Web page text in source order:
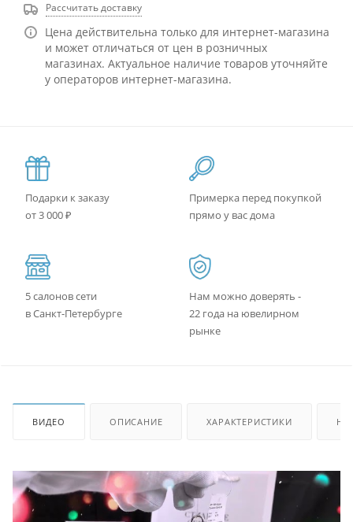
Рассчитать доставку
Цена действительна только для интернет-магазина
и может отличаться от цен в розничных
магазинах. Актуальное наличие товаров уточняйте
у операторов интернет-магазина.
Подарки к заказу
от 3 000 ₽
Примерка перед покупкой
прямо у вас дома
5 салонов сети
в Санкт-Петербурге
Нам можно доверять -
22 года на ювелирном
рынке
ВИДЕО ОПИСАНИЕ ХАРАКТЕРИСТИКИ